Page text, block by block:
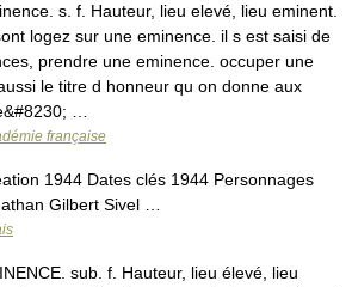
s. f. Hauteur, lieu elevé, lieu eminent.
logez sur une eminence. il s est saisi de
prendre une eminence. occuper une
le titre d honneur qu on donne aux
…
française
1944 Dates clés 1944 Personnages
Gilbert Sivel …
sub. f. Hauteur, lieu élevé, lieu